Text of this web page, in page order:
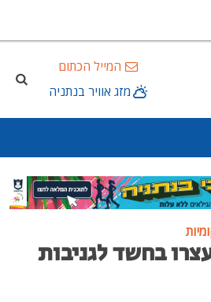
המייל הכתום
מזג אוויר בנתניה
בחשד לגניבות